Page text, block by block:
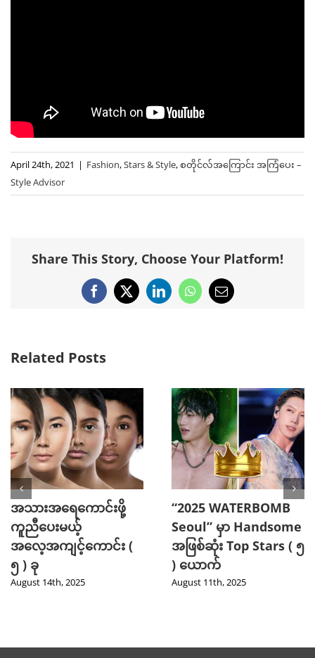
April 24th, 2021 | Fashion,Stars & Style,စတိုင်လ်အကြောင်း အကြံပေး –
Style Advisor
Share This Story, Choose Your Platform!
Facebook
X LinkedInWhatsApp
Email
Related Posts
နူးညံ့တဲ့ဆံသားကို
ပိုင်ဆိုင်နိုင်စေမယ့် သဘာ
ဝနည်းလမ်း ( 6 ) ခု
July 16th, 2025
သင့်ရဲ့ ဖက်ရှင်ကို ပြည့်စုံ
ပြီး စတိုင်ကျစေဖို့
အခြေခံအချက်များ
July 14th, 2025